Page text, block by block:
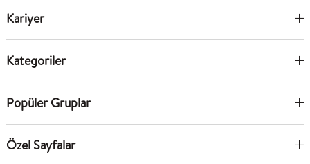
Kariyer
Kategoriler
Popüler Gruplar
Özel Sayfalar